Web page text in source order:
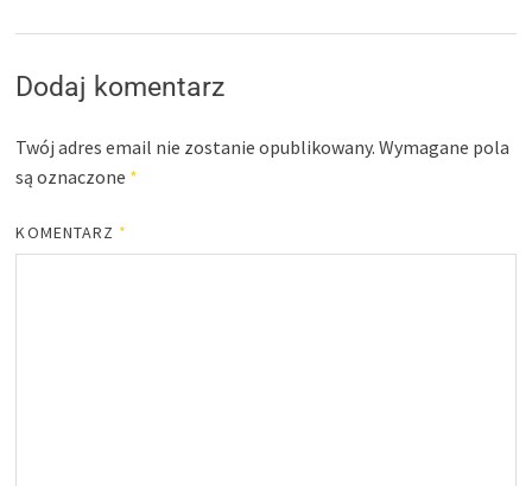
Dodaj komentarz
Twój adres email nie zostanie opublikowany. Wymagane pola
są oznaczone *
KOMENTARZ *